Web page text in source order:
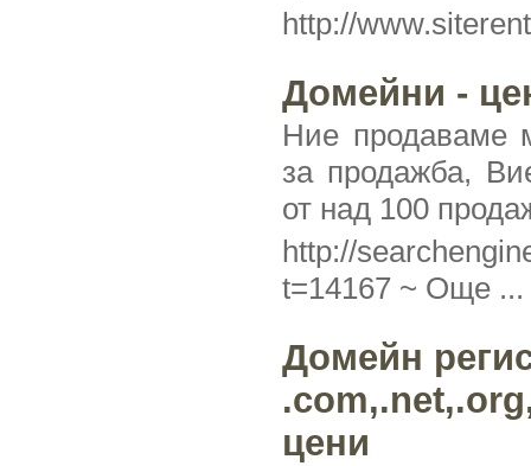
http://
Домейни -
Ние продаваме
за продажба,
от над 100
http://
t=14167 ~ Още ...
Домейн
цени